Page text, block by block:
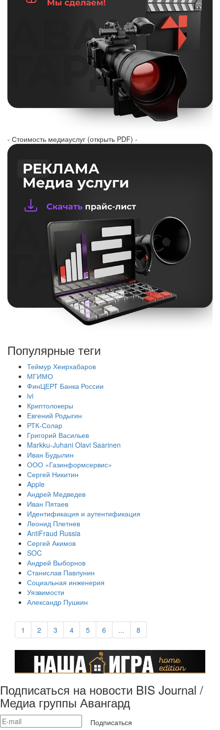
- Стоимость медиауслуг (открыть PDF) -
Популярные теги
Теймур Хеирхабаров
МГИМО
ФинЦЕРТ Банка России
ivi
Криптолокеры
Евгений Родыгин
РТК-Солар
Григорий Васильев
Markku-Juhani Olavi Saarinen
Иван Будылин
ООО «Газинформсервис»
Сергей Никитин
Apple
Андрей Медведев
Иван Пятаев
Идентификация и аутентификация
Леонид Плетнев
AntiFraud Russia
Сергей Акимов
SOC
Андрей Выборнов
Станислав Павлунин
Социальная инженерия
Уязвимости
Александр Пушкин
1 2 3 4 5 6 ... 8
Подписаться на новости BIS Journal /
Медиа группы Авангард
Подписаться